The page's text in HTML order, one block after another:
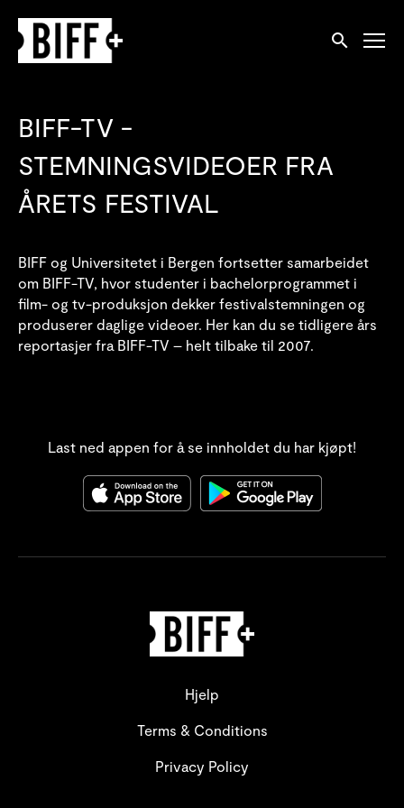
Tilgjengelighetslenker
Søk
BIFF-TV -
STEMNINGSVIDEOER FRA
ÅRETS FESTIVAL
BIFF og Universitetet i Bergen fortsetter samarbeidet
om BIFF-TV, hvor studenter i bachelorprogrammet i
film- og tv-produksjon dekker festivalstemningen og
produserer daglige videoer. Her kan du se tidligere års
reportasjer fra BIFF-TV – helt tilbake til 2007.
Last ned appen for å se innholdet du har kjøpt!
Hjelp
Terms & Conditions
Privacy Policy